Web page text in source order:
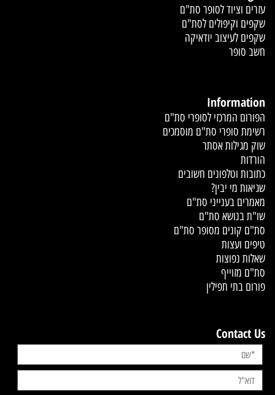
עזרים וציוד לסופר סת"ם
שקפים וקיפולים לסת"ם
שקפים לעיצוב יודאיקה
חשב סופר
Information
הפורום המרכזי לסופרי סת"ם
רשימת סופרי סת"ם מוסמכים
שוק מגילות אסתר
הורדות
כתובות וטלפונים חשובים
שגיאות מי יבין?
מאמרים בענייני סת"ם
שו"ת בנושא סת"ם
סת"ם קונים מסופר סת"ם
טיפים ועצות
שאלות נפוצות
סת"ם מזוייף
פורום בתי תפילין
Contact Us